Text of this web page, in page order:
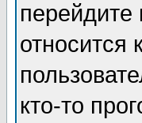
перейдите
относится
кто-то